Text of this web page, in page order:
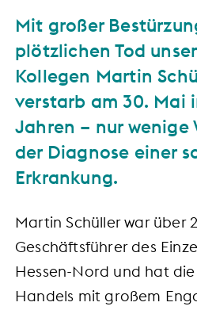
Mit großer
plötzlichen Tod
Kollegen Martin
verstarb am 30. Mai
Jahren – nur wenige
der Diagnose einer
Erkrankung.
Martin Schüller war über
Geschäftsführer des
Hessen-Nord und hat
Handels mit großem